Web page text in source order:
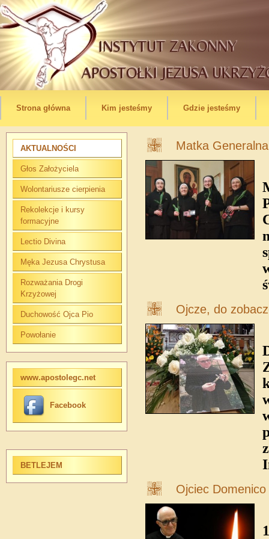
Strona główna Kim jesteśmy Gdzie jesteśmy
AKTUALNOŚCI
Głos Założyciela
Wolontariusze cierpienia
Rekolekcje i kursy
formacyjne
Lectio Divina
Męka Jezusa Chrystusa
Rozważania Drogi
Krzyżowej
Duchowość Ojca Pio
Powołanie
www.apostolegc.net
Facebook
BETLEJEM
Matka
Ojcze, do
Ojciec